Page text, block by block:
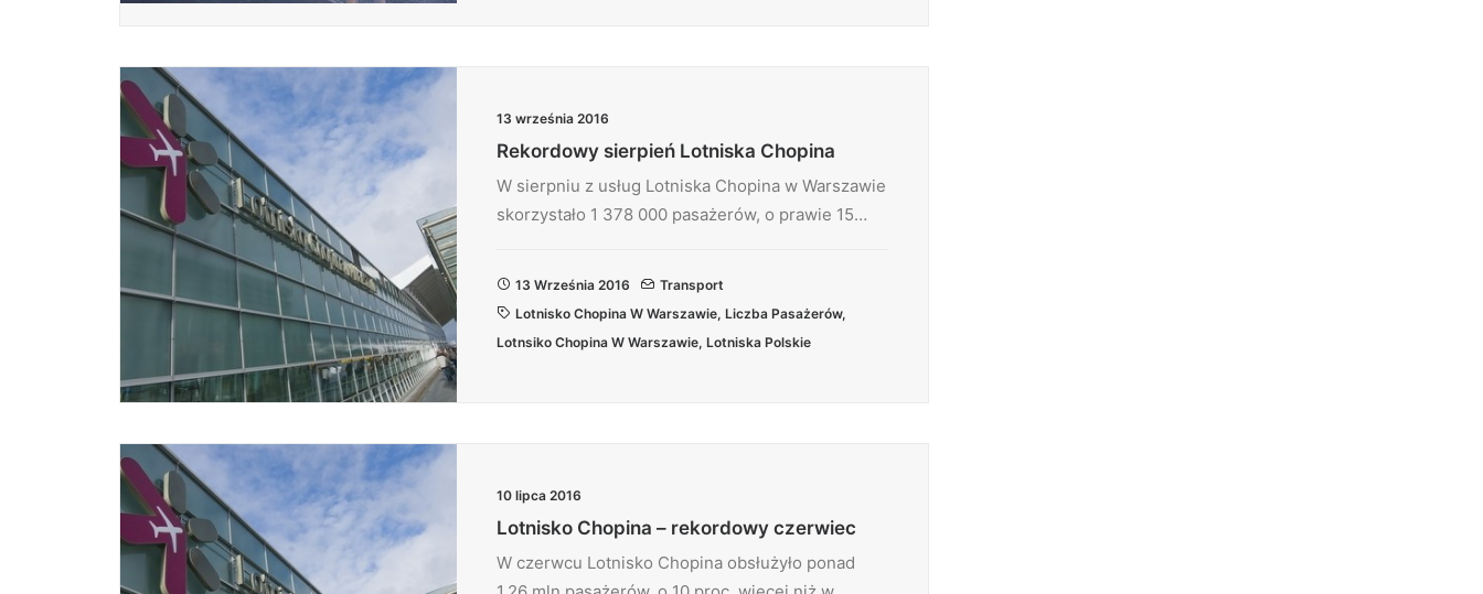
13 września 2016
Rekordowy sierpień Lotniska Chopina
W sierpniu z usług Lotniska Chopina w Warszawie
skorzystało 1 378 000 pasażerów, o prawie 15…
13 Września 2016
Transport
Lotnisko Chopina W Warszawie, Liczba Pasażerów,
Lotnsiko Chopina W Warszawie, Lotniska Polskie
10 lipca 2016
Lotnisko Chopina – rekordowy czerwiec
W czerwcu Lotnisko Chopina obsłużyło ponad